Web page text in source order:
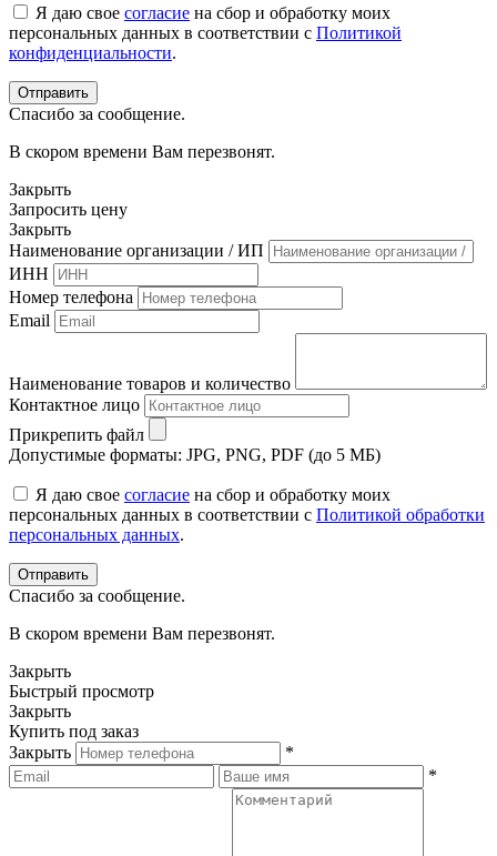
Я даю свое согласие на сбор и обработку моих
персональных данных в соответствии с Политикой
конфиденциальности.
Спасибо за сообщение.
В скором времени Вам перезвонят.
Закрыть
Запросить цену
Закрыть
Наименование организации / ИП
ИНН
Номер телефона
Email
Наименование товаров и количество
Контактное лицо
Прикрепить файл
Допустимые форматы: JPG, PNG, PDF (до 5 МБ)
Я даю свое согласие на сбор и обработку моих
персональных данных в соответствии с Политикой обработки
персональных данных.
Спасибо за сообщение.
В скором времени Вам перезвонят.
Закрыть
Быстрый просмотр
Закрыть
Купить под заказ
Закрыть
*
*